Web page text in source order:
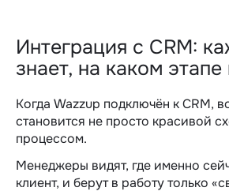
Интеграция с CRM:
знает, на каком этапе
Когда Wazzup подключён к CRM,
становится не просто красивой
процессом.
Менеджеры видят, где именно
клиент, и берут в работу только